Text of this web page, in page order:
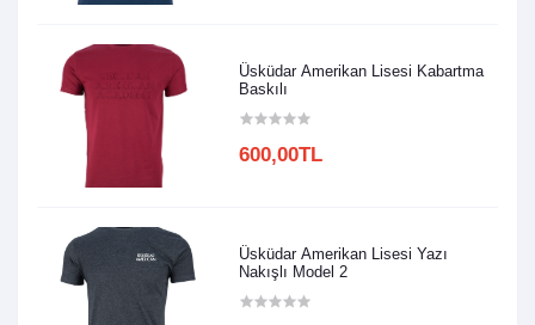
Üsküdar Amerikan Lisesi Kabartma
Baskılı
600,00TL
Üsküdar Amerikan Lisesi Yazı
Nakışlı Model 2